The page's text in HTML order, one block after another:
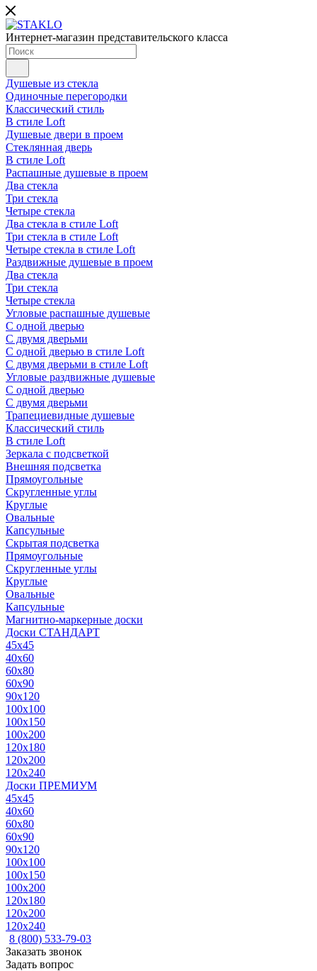
Интернет-магазин представительского класса
Душевые из стекла
Одиночные перегородки
Классический стиль
В стиле Loft
Душевые двери в проем
Стеклянная дверь
В стиле Loft
Распашные душевые в проем
Два стекла
Три стекла
Четыре стекла
Два стекла в стиле Loft
Три стекла в стиле Loft
Четыре стекла в стиле Loft
Раздвижные душевые в проем
Два стекла
Три стекла
Четыре стекла
Угловые распашные душевые
С одной дверью
С двумя дверьми
С одной дверью в стиле Loft
С двумя дверьми в стиле Loft
Угловые раздвижные душевые
С одной дверью
С двумя дверьми
Трапециевидные душевые
Классический стиль
В стиле Loft
Зеркала с подсветкой
Внешняя подсветка
Прямоугольные
Скругленные углы
Круглые
Овальные
Капсульные
Скрытая подсветка
Прямоугольные
Скругленные углы
Круглые
Овальные
Капсульные
Магнитно-маркерные доски
Доски СТАНДАРТ
45x45
40x60
60x80
60x90
90x120
100x100
100x150
100x200
120x180
120x200
120x240
Доски ПРЕМИУМ
45x45
40x60
60x80
60x90
90x120
100x100
100x150
100x200
120x180
120x200
120x240
8 (800) 533-79-03
Заказать звонок
Задать вопрос